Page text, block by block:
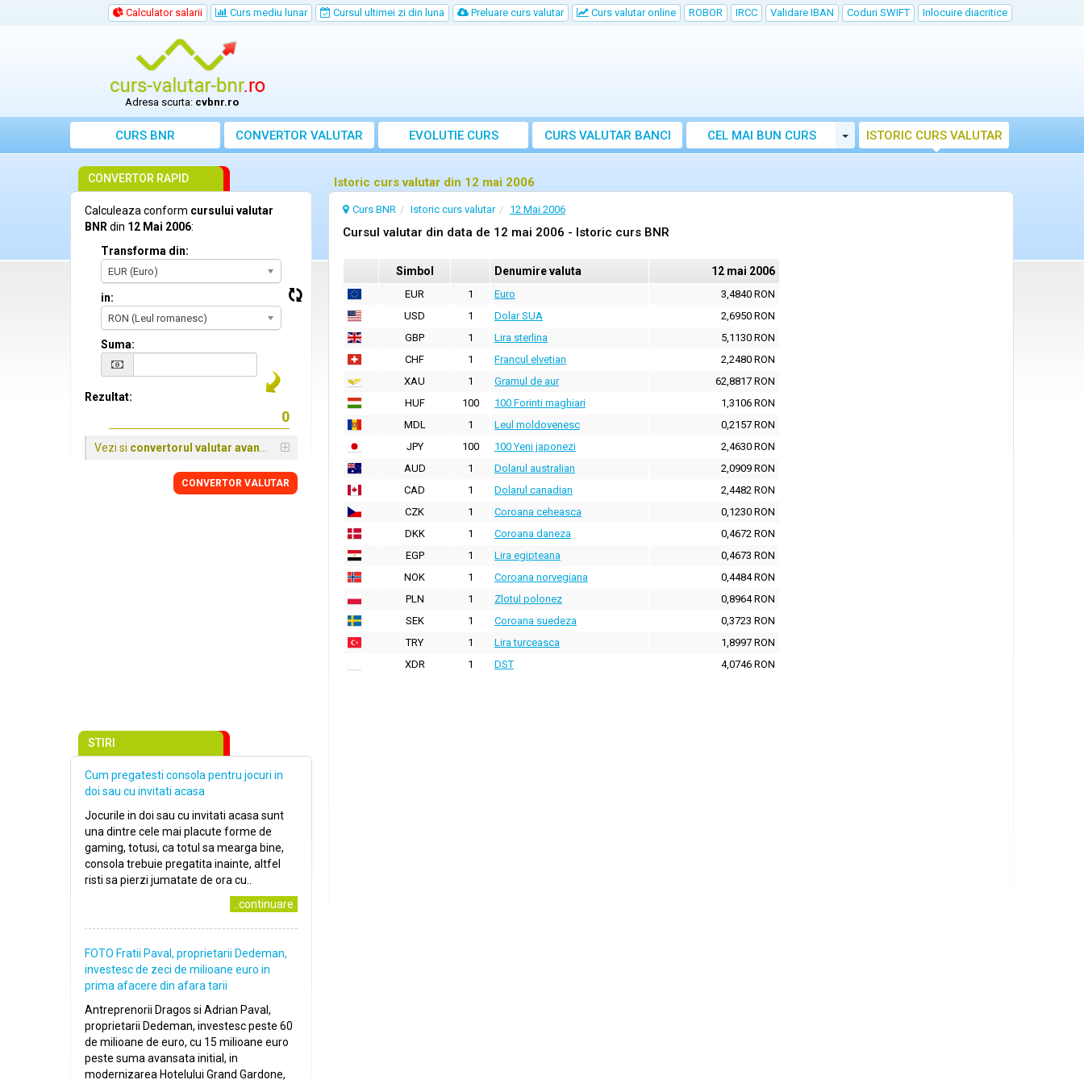
Calculator salarii Curs mediu lunar Cursul ultimei zi din luna Preluare curs valutar Curs valutar online ROBOR IRCC Validare IBAN Coduri SWIFT Inlocuire diacritice
Adresa scurta: cvbnr.ro
CURS BNR CONVERTOR VALUTAR EVOLUTIE CURS CURS VALUTAR BANCI CEL MAI BUN CURS Toggle Dropdown
ISTORIC CURS VALUTAR
Istoric curs valutar din 12 mai 2006
Curs BNR Istoric curs valutar 12 Mai 2006
Cursul valutar din data de 12 mai 2006 - Istoric curs BNR
Simbol Denumire valuta 12 mai 2006
EUR 1 Euro
3,4840 RON
USD
1 Dolar SUA
2,6950 RON
GBP
1 Lira sterlina
5,1130 RON
CHF
1 Francul elvetian
2,2480 RON
XAU
1 Gramul de aur
62,8817 RON
HUF
100 100 Forinti maghiari
1,3106 RON
MDL
1 Leul moldovenesc
0,2157 RON
JPY
100 100 Yeni japonezi
2,4630 RON
AUD
1 Dolarul australian
2,0909 RON
CAD
1 Dolarul canadian
2,4482 RON
CZK
1 Coroana ceheasca
0,1230 RON
DKK
1 Coroana daneza
0,4672 RON
EGP
1 Lira egipteana
0,4673 RON
NOK
1 Coroana norvegiana
0,4484 RON
PLN
1 Zlotul polonez
0,8964 RON
SEK
1 Coroana suedeza
0,3723 RON
TRY
1 Lira turceasca
1,8997 RON
XDR
1 DST 4,0746 RON
CONVERTOR RAPID
Calculeaza conform cursului valutar
BNR din 12 Mai 2006:
Transforma din:
EUR (Euro)
in:
RON (Leul romanesc)
Suma:
Rezultat:
Vezi si convertorul valutar avansat
CONVERTOR VALUTAR
STIRI
Cum pregatesti consola pentru jocuri in
doi sau cu invitati acasa
Jocurile in doi sau cu invitati acasa sunt
una dintre cele mai placute forme de
gaming, totusi, ca totul sa mearga bine,
consola trebuie pregatita inainte, altfel
risti sa pierzi jumatate de ora cu..
..continuare
FOTO Fratii Paval, proprietarii Dedeman,
investesc de zeci de milioane euro in
prima afacere din afara tarii
Antreprenorii Dragos si Adrian Paval,
proprietarii Dedeman, investesc peste 60
de milioane de euro, cu 15 milioane euro
peste suma avansata initial, in
modernizarea Hotelului Grand Gardone,